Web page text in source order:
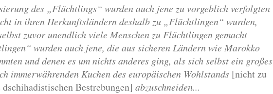
des „Flüchtlings“ wurden auch jene zu vorgeblich verfolgten
in ihren Herkunftsländern deshalb zu „Flüchtlingen“ wurden,
zuvor unendlich viele Menschen zu Flüchtlingen gemacht
wurden auch jene, die aus sicheren Ländern wie Marokko
und denen es um nichts anderes ging, als sich selbst ein großes
immerwährenden Kuchen des europäischen Wohlstands [nicht zu
Bestrebungen] abzuschneiden...